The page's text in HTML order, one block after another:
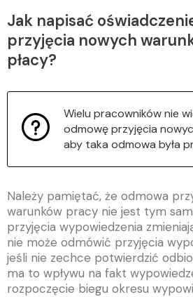
Jak napisać
przyjęcia nowych
płacy?
Wielu pracowników nie
odmowę przyjęcia
aby taka odmowa była
Należy pamiętać, że odmowa
warunków pracy nie jest tym
przyjęcia wypowiedzenia
nie może odmówić przyjęcia
jeśli nie zechce potwierdzić
ma to wpływu na fakt
rozpoczęcie biegu okresu